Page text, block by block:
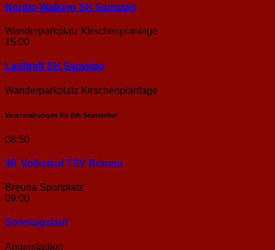
Nordic-Walking SH Samstag
Wanderparkplatz Kirschenplantage
15:00
Lauftreff SH Samstag
Wanderparkplatz Kirschenplantage
Veranstaltungen für 6th September
08:50
38. Volkslauf TSV Breuna
Breuna Sportplatz
09:00
Sonntags­lauf
Angerstadion